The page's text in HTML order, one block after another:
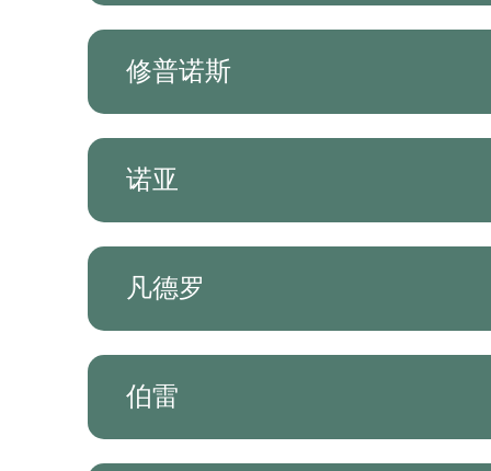
修普诺斯
诺亚
凡德罗
伯雷